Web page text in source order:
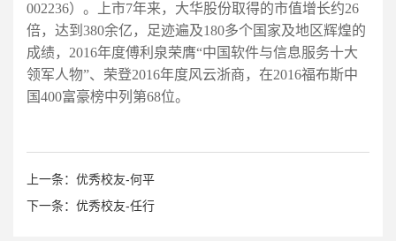
002236）。上市7年来，大华股份取得的市值增长约26
倍，达到380余亿，足迹遍及180多个国家及地区辉煌的
成绩，2016年度傅利泉荣膺“中国软件与信息服务十大
领军人物”、荣登2016年度风云浙商，在2016福布斯中
国400富豪榜中列第68位。
上一条：优秀校友-何平
下一条：优秀校友-任行